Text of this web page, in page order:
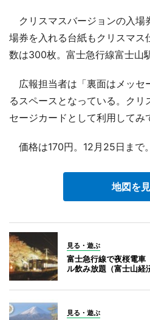
クリスマスバージョンの入場
場券を入れる台紙もクリスマス
数は300枚。富士急行線富士山
広報担当者は「裏面はメッセ
るスペースとなっている。クリ
セージカードとして利用してみ
価格は170円。12月25日まで。
地図を
見る・遊ぶ
富士急行線で夜桜電車
ル飲み放題（富士山経
見る・遊ぶ